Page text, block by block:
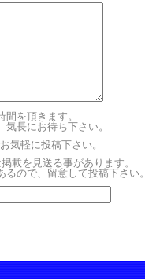
を頂きます。
長にお待ち下さい。
気軽に投稿下さい。
載を見送る事があります。
ので、留意して投稿下さい。